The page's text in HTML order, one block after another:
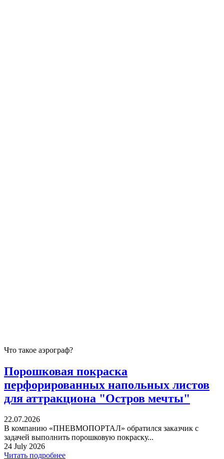
Что такое аэрограф?
Порошковая покраска
перфорированных напольных листов
для аттракциона "Остров мечты"
22.07.2026
В компанию «ПНЕВМОПОРТАЛ» обратился заказчик с
задачей выполнить порошковую покраску...
24 July 2026
Читать подробнее